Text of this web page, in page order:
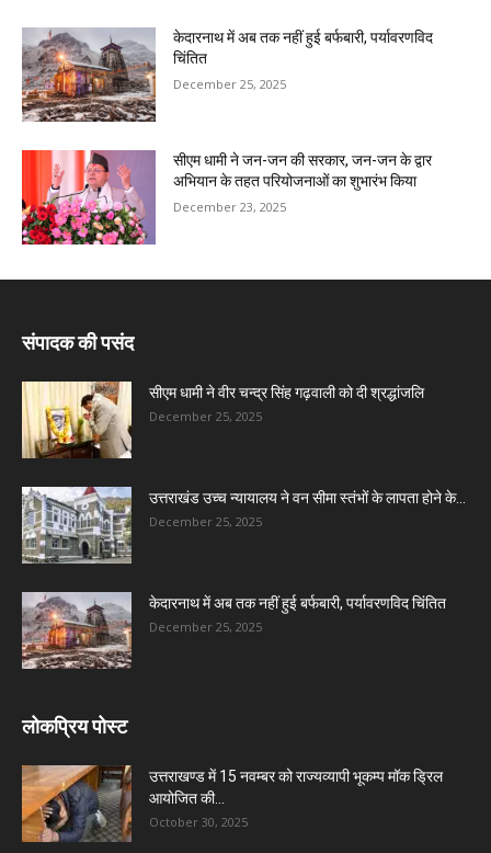
केदारनाथ में अब तक नहीं हुई बर्फबारी, पर्यावरणविद
चिंतित
December 25, 2025
सीएम धामी ने जन-जन की सरकार, जन-जन के द्वार
अभियान के तहत परियोजनाओं का शुभारंभ किया
December 23, 2025
संपादक की पसंद
सीएम धामी ने वीर चन्द्र सिंह गढ़वाली को दी श्रद्धांजलि
December 25, 2025
उत्तराखंड उच्च न्यायालय ने वन सीमा स्तंभों के लापता होने के...
December 25, 2025
केदारनाथ में अब तक नहीं हुई बर्फबारी, पर्यावरणविद चिंतित
December 25, 2025
लोकप्रिय पोस्ट
उत्तराखण्ड में 15 नवम्बर को राज्यव्यापी भूकम्प मॉक ड्रिल
आयोजित की...
October 30, 2025